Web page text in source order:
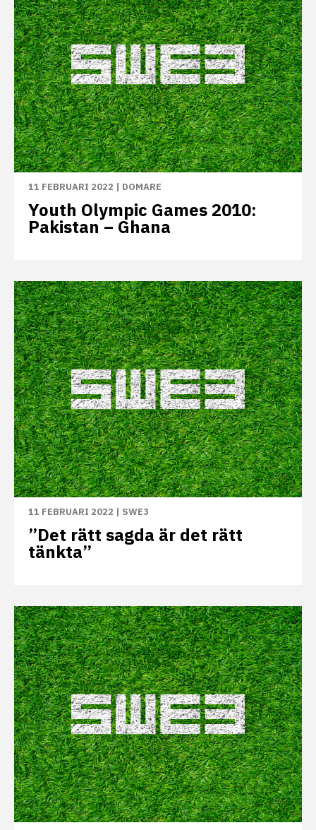
11 FEBRUARI 2022 | DOMARE
Youth Olympic Games 2010:
Pakistan – Ghana
11 FEBRUARI 2022 | SWE3
”Det rätt sagda är det rätt
tänkta”